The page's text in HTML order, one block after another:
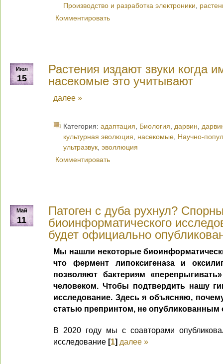
Производство и разработка электроники,
Комментировать
Июл
15
Растения издают звуки когда
насекомые это учитывают
далее »
Категория: адаптация, Биология, дарвин,
культурная эволюция, насекомые, Научно-
ультразвук, эволлюция
Комментировать
Май
11
Патоген с дуба рухнул?
биоинформатического
будет официально
Мы нашли некоторые
что фермент липоксигеназа и
позволяют бактериям
человеком. Чтобы подтвердить нашу
исследование. Здесь я объясняю,
статью препринтом, не
В 2020 году мы с соавторами
исследование [1] далее »